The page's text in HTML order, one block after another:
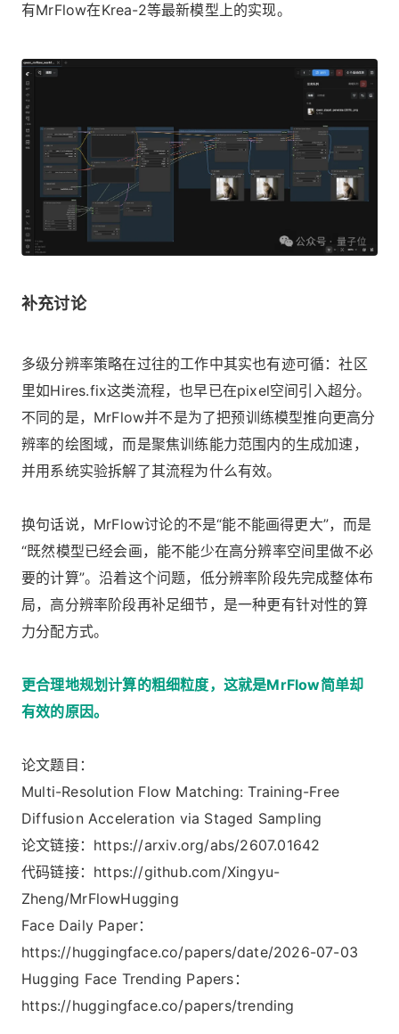
有MrFlow在Krea-2等最新模型上的实现。
补充讨论
多级分辨率策略在过往的工作中其实也有迹可循：社区
里如Hires.fix这类流程，也早已在pixel空间引入超分。
不同的是，MrFlow并不是为了把预训练模型推向更高分
辨率的绘图域，而是聚焦训练能力范围内的生成加速，
并用系统实验拆解了其流程为什么有效。
换句话说，MrFlow讨论的不是“能不能画得更大”，而是
“既然模型已经会画，能不能少在高分辨率空间里做不必
要的计算”。沿着这个问题，低分辨率阶段先完成整体布
局，高分辨率阶段再补足细节，是一种更有针对性的算
力分配方式。
更合理地规划计算的粗细粒度，这就是MrFlow简单却
有效的原因。
论文题目：
Multi-Resolution Flow Matching: Training-Free
Diffusion Acceleration via Staged Sampling
论文链接：https://arxiv.org/abs/2607.01642
代码链接：https://github.com/Xingyu-
Zheng/MrFlowHugging
Face Daily Paper：
https://huggingface.co/papers/date/2026-07-03
Hugging Face Trending Papers：
https://huggingface.co/papers/trending